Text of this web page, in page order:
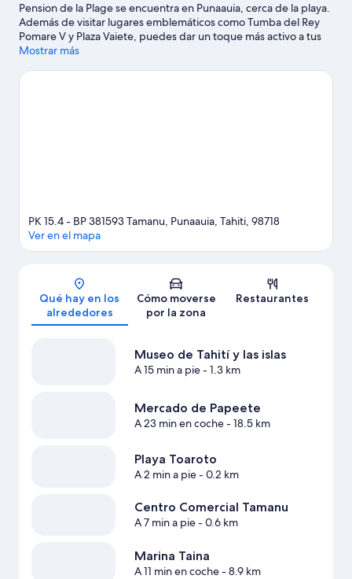
Pension de la Plage se encuentra en Punaauia, cerca de la playa.
Además de visitar lugares emblemáticos como Tumba del Rey
Pomare V y Plaza Vaiete, puedes dar un toque más activo a tus
vacaciones en Marina Taina. También merece la pena acercarse
explorar la zona y vivir aventuras en el agua con tu actividad
Mostrar más
Mapa
PK 15.4 - BP 381593 Tamanu, Punaauia, Tahiti, 98718
Ver en el mapa
Qué hay en los
alrededores
Cómo moverse
por la zona
Restaurantes
Museo de Tahití y las islas
A 15 min a pie- 1.3 km
Mercado de Papeete
A 23 min en coche- 18.5 km
Playa Toaroto
A 2 min a pie- 0.2 km
Centro Comercial Tamanu
A 7 min a pie- 0.6 km
Marina Taina
A 11 min en coche- 8.9 km